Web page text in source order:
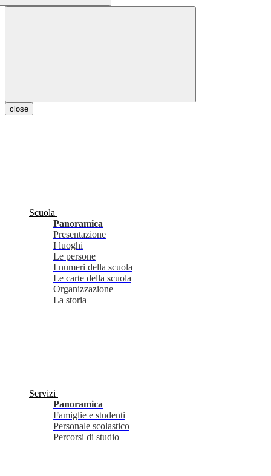
close
Scuola
Panoramica
Presentazione
I luoghi
Le persone
I numeri della scuola
Le carte della scuola
Organizzazione
La storia
Servizi
Panoramica
Famiglie e studenti
Personale scolastico
Percorsi di studio